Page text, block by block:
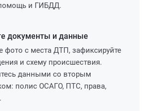
и ГИБДД.
документы и данные
фото с места ДТП, зафиксируйте
и схему происшествия.
данными со вторым
полис ОСАГО, ПТС, права,